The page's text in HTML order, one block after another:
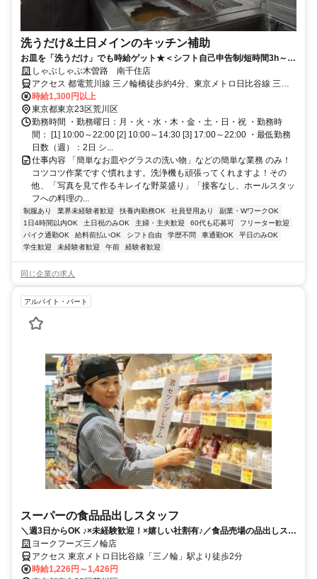
洗うだけ&土日メインのキッチン補助
お皿を「洗うだけ」でも時給ゲット★＜シフト自己申告制/短時間3h～/
週2日～＞
しゃぶしゃぶ木曽路 南千住店
アクセス 都電荒川線 三ノ輪橋徒歩約4分、東京メトロ日比谷線 三ノ
輪3番口徒歩約5分、都電荒川線 荒川一中前徒歩約7分 日比谷線「三
ノ輪駅」徒歩約5分
時給1,300円以上
東京都東京23区荒川区
勤務時間 ・勤務曜日：月・火・水・木・金・土・日・祝 ・勤務時
間： [1] 10:00～22:00 [2] 10:00～14:30 [3] 17:00～22:00 ・最低勤務
日数（週）：2日 シ...
仕事内容 「簡単なお皿やグラスの洗い物」などの簡単な業務 のみ！
コツコツ作業ですぐ慣れます。洗浄機も頑張ってくれますよ！その
他、「写真を見て作るキレイな野菜盛り」「接客なし、ホールスタッ
フへの料理の...
制服あり 業界未経験者歓迎 扶養内勤務OK 社員登用あり
副業・WワークOK
1日4時間以内OK
土日祝のみOK 主婦・主夫歓迎 60代も応募可
フリーター歓迎
バイク通勤OK
給料前払いOK シフト自由 学歴不問 車通勤OK
平日のみOK
学生歓迎
未経験者歓迎 午前 経験者歓迎
同じ企業の求人
アルバイト・パート
スーパーの食品品出しスタッフ
＼週3日からOK ♪×未経験歓迎！×嬉しい社割有♪／食品売場の品出しスタ
ッフ募集
ヨークフーズ三ノ輪店
アクセス 東京メトロ日比谷線「三ノ輪」駅より徒歩2分
時給1,226円～1,426円